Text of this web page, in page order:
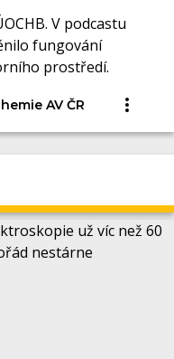
V podcastu
fungování
prostředí.
AV ČR